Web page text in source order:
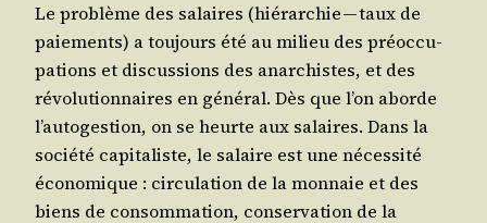
Le pro­blème des salaires (hié­rar­chie — taux de
paie­ments) a tou­jours été au milieu des pré­oc­cu­
pa­tions et dis­cus­sions des anarchistes, et des
révo­lu­tion­naires en général. Dès que l’on aborde
l’autogestion, on se heurte aux salaires. Dans la
socié­té capi­ta­liste, le salaire est une nécessité
éco­no­mique : cir­cu­la­tion de la mon­naie et des
biens de consom­ma­tion, conser­va­tion de la